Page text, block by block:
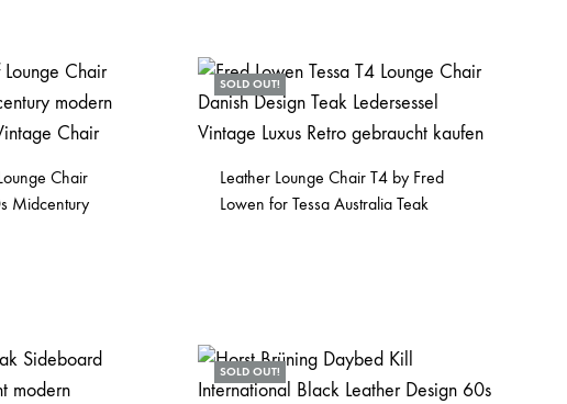
Chair
Midcentury
SOLD OUT!
Leather Lounge Chair T4 by Fred
Lowen for Tessa Australia Teak
SOLD OUT!